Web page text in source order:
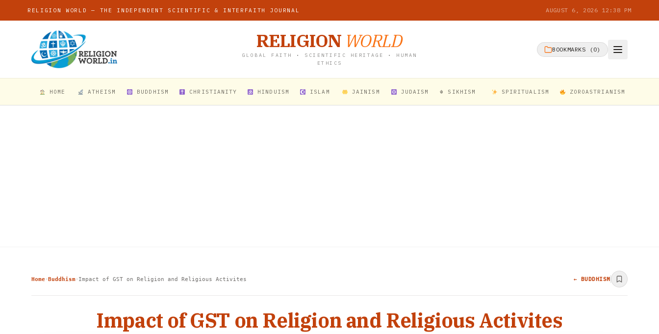
RELIGION WORLD — THE INDEPENDENT SCIENTIFIC & INTERFAITH JOURNAL AUGUST 6, 2026 12:38 PM
RELIGION WORLD
GLOBAL FAITH • SCIENTIFIC HERITAGE • HUMAN
ETHICS
BOOKMARKS ( 0)
HOME ATHEISM BUDDHISM CHRISTIANITY HINDUISM ISLAM JAINISM JUDAISM ☬ SIKHISM SPIRITUALISM ZOROASTRIANISM
Home›Buddhism› Impact of GST on Religion and Religious Activites ← BUDDHISM
Impact of GST on Religion and Religious Activites